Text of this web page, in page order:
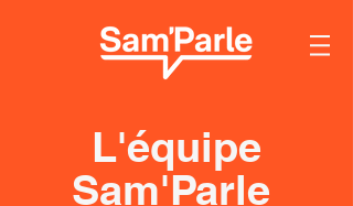
L'équipe
Sam'Parle